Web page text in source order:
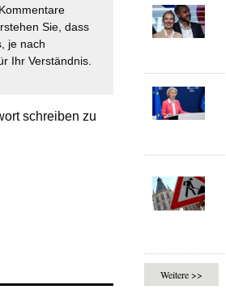
Sie, dass
je nach
Ihr Verständnis.
schreiben zu
Weitere >>